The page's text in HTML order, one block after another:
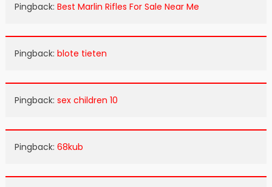
Pingback: Best Marlin Rifles For Sale Near Me
Pingback: blote tieten
Pingback: sex children 10
Pingback: 68kub